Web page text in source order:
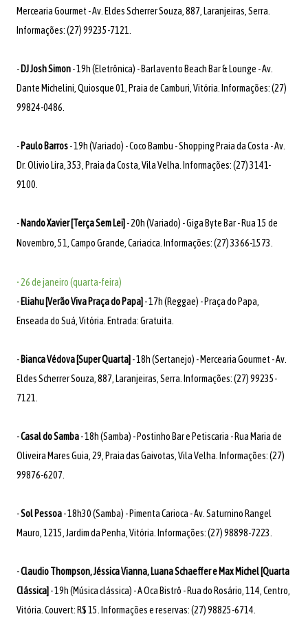
Mercearia Gourmet - Av. Eldes Scherrer Souza, 887, Laranjeiras, Serra.
Informações: (27) 99235-7121.
- DJ Josh Simon- 19h (Eletrônica) - Barlavento Beach Bar & Lounge - Av.
Dante Michelini, Quiosque 01, Praia de Camburi, Vitória. Informações: (27)
99824-0486.
- Paulo Barros- 19h (Variado) - Coco Bambu - Shopping Praia da Costa - Av.
Dr. Olivio Lira, 353, Praia da Costa, Vila Velha. Informações: (27) 3141-
9100.
- Nando Xavier [Terça Sem Lei] - 20h (Variado) - Giga Byte Bar - Rua 15 de
Novembro, 51, Campo Grande, Cariacica. Informações: (27) 3366-1573.
• 26 de janeiro (quarta-feira)
- Eliahu [Verão Viva Praça do Papa] - 17h (Reggae) - Praça do Papa,
Enseada do Suá, Vitória. Entrada: Gratuita.
- Bianca Védova [Super Quarta] - 18h (Sertanejo) - Mercearia Gourmet - Av.
Eldes Scherrer Souza, 887, Laranjeiras, Serra. Informações: (27) 99235-
7121.
-Casal do Samba- 18h (Samba) - Postinho Bar e Petiscaria - Rua Maria de
Oliveira Mares Guia, 29, Praia das Gaivotas, Vila Velha. Informações: (27)
99876-6207.
-Sol Pessoa- 18h30 (Samba) - Pimenta Carioca - Av. Saturnino Rangel
Mauro, 1215, Jardim da Penha, Vitória. Informações: (27) 98898-7223.
-Claudio Thompson, Jéssica Vianna, Luana Schaeffer e Max Michel [Quarta
Clássica] - 19h (Música clássica) - A Oca Bistrô - Rua do Rosário, 114, Centro,
Vitória. Couvert: R$ 15. Informações e reservas: (27) 98825-6714.